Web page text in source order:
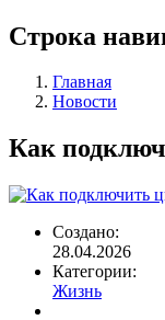
Строка
Главная
Новости
Как
Создано:
28.04.2026
Категории:
Жизнь